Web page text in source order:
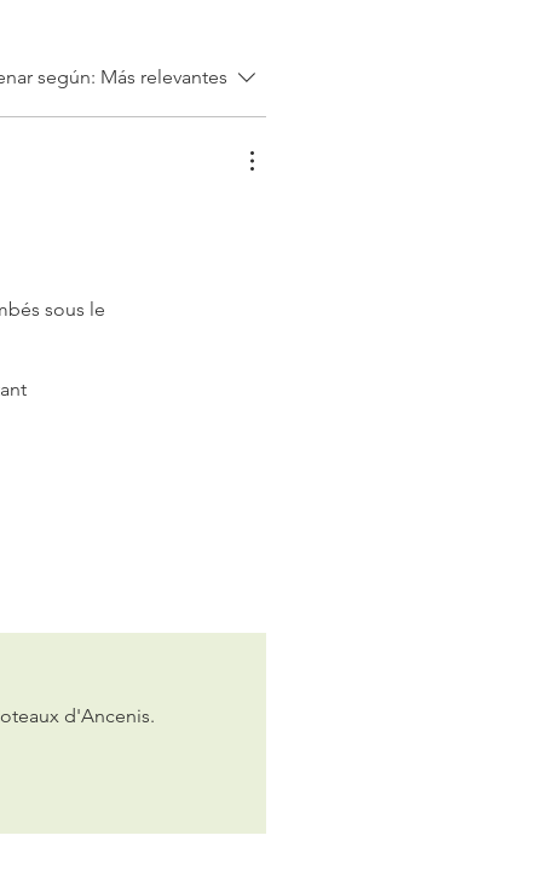
según: Más relevantes
sous le
d'Ancenis.